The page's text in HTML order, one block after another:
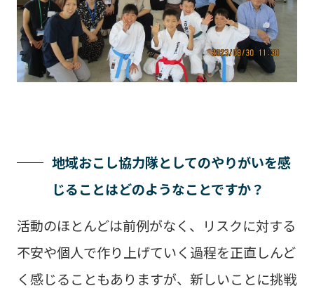
地域おこし協力隊としてのやりがいを感
じることはどのようなことですか？
活動のほとんどは前例がなく、リスクに対する
不安や個人で作り上げていく過程を正直しんど
く感じることもありますが、新しいことに挑戦